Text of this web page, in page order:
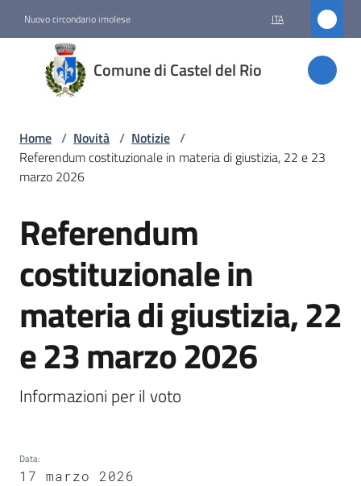
Nuovo circondario imolese ITA
Comune di Castel del Rio
Comune
di
Castel
Novità
Menu selezionato
Servizi
Vivere
Castel
del
Rio
Home / Novità / Notizie /
Referendum costituzionale in materia di giustizia, 22 e 23
marzo 2026
Salta al contenuto
Referendum
costituzionale in
materia di giustizia, 22
e 23 marzo 2026
Informazioni per il voto
Data:
17 marzo 2026